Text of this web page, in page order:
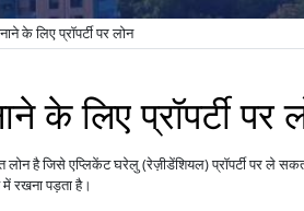
के लिए प्रॉपर्टी पर लोन
के लिए प्रॉपर्टी पर
लोन है जिसे एप्लिकेंट घरेलु (रेज़ीडेंशियल) प्रॉपर्टी पर ले
रखना पड़ता है।